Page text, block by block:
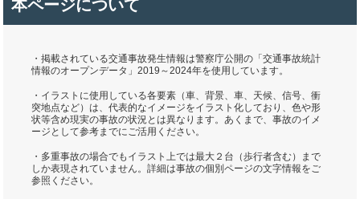
本ページについて
・掲載されている交通事故発生情報は警察庁公開の「交通事故統計
情報のオープンデータ」2019～2024年を使用しています。
・イラストに使用している各要素（車、背景、車、天候、信号、衝
突地点など）は、代表的なイメージをイラスト化しており、色や形
状等含め現実の事故の状況とは異なります。あくまで、事故のイメ
ージとして参考までにご活用ください。
・多重事故の場合でもイラスト上では最大２台（歩行者含む）まで
しか表現されていません。詳細は事故の個別ページの文字情報をご
参照ください。